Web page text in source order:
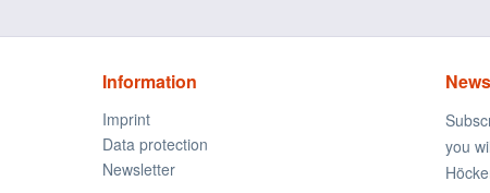
Information
Imprint
Data protection
Newsletter
you